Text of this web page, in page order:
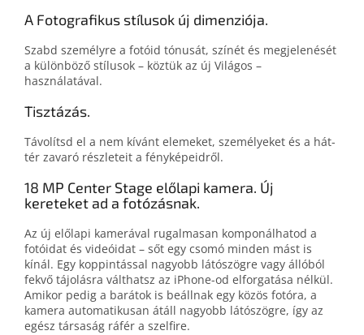
A Fotografikus stílusok új dimenziója.
Szabd személyre a fotóid tó­nu­sát, színét és meg­jelenését
a külön­bö­ző stílusok – köztük az új Világos –
használatával.
Tisztázás.
Távolítsd el a nem kívánt elemeket, személyeket és a hát­
tér zavaró részleteit a fény­képeidről.
18 MP Center Stage előlapi kamera. Új
kereteket ad a fotózásnak.
Az új elő­lapi kamerá­val rugal­ma­san kompo­nál­ha­tod a
fotó­i­dat és videó­i­dat – sőt egy csomó minden mást is
kínál. Egy koppin­tás­sal nagyobb látó­szög­re vagy álló­ból
fekvő tájolás­ra vált­hatsz az iPhone-od elforga­tá­sa nélkül.
Amikor pedig a barátok is be­áll­nak egy közös fotó­ra, a
kamera auto­mati­ku­san át­áll nagyobb látó­szög­re, így az
egész társa­ság rá­fér a szelfire.